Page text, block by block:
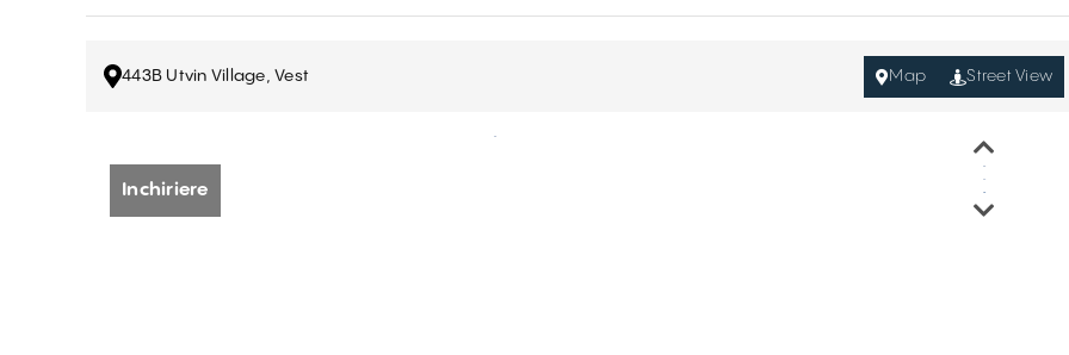
443B Utvin Village, Vest Map Street View
Inchiriere